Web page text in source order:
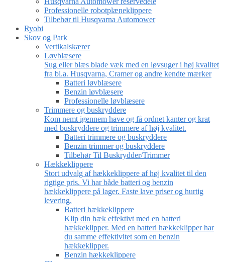
Professionelle robotplæneklippere
Tilbehør til Husqvarna Automower
Ryobi
Skov og Park
Vertikalskærer
Løvblæsere
Sug eller blæs blade væk med en løvsuger i høj kvalitet
fra bl.a. Husqvarna, Cramer og andre kendte mærker
Batteri løvblæsere
Benzin løvblæsere
Professionelle løvblæsere
Trimmere og buskryddere
Kom nemt igennem have og få ordnet kanter og krat
med buskryddere og trimmere af høj kvalitet.
Batteri trimmere og buskryddere
Benzin trimmer og buskryddere
Tilbehør Til Buskrydder/Trimmer
Hækkeklippere
Stort udvalg af hækkeklippere af høj kvalitet til den
rigtige pris. Vi har både batteri og benzin
hækkeklippere på lager. Faste lave priser og hurtig
levering.
Batteri hækkeklippere
Klip din hæk effektivt med en batteri
hækkeklipper. Med en batteri hækkeklipper har
du samme effektivitet som en benzin
hækkeklipper.
Benzin hækkeklippere